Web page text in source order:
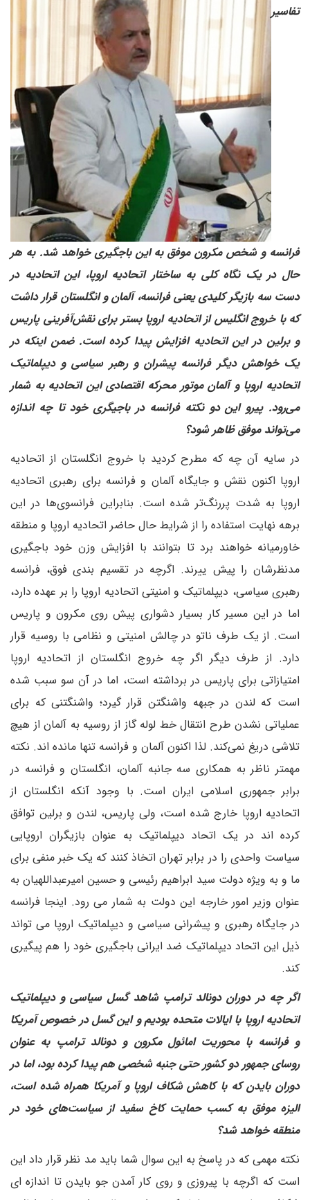
تفاسیر
فرانسه و شخص مکرون موفق به این باجگیری خواهد شد. به هر
حال در یک نگاه کلی به ساختار اتحادیه اروپا، این اتحادیه در
دست سه بازیگر کلیدی یعنی فرانسه، آلمان و انگلستان قرار داشت
که با خروج انگلیس از اتحادیه اروپا بستر برای نقش‌آفرینی پاریس
و برلین در این اتحادیه افزایش پیدا کرده است. ضمن اینکه در
یک خواهش دیگر فرانسه پیشران و رهبر سیاسی و دیپلماتیک
اتحادیه اروپا و آلمان موتور محرکه اقتصادی این اتحادیه به شمار
می‌رود. پیرو این دو نکته فرانسه در باجیگری خود تا چه اندازه
می‌تواند موفق ظاهر شود؟
در سایه آن چه که مطرح کردید با خروج انگلستان از اتحادیه
اروپا اکنون نقش و جایگاه آلمان و فرانسه برای رهبری اتحادیه
اروپا به شدت پررنگ‌تر شده است. بنابراین فرانسوی‌ها در این
برهه نهایت استفاده را از شرایط حال حاضر اتحادیه اروپا و منطقه
خاورمیانه خواهند برد تا بتوانند با افزایش وزن خود باجگیری
مدنظرشان را پیش ییرند. اگرچه در تقسیم بندی فوق، فرانسه
رهبری سیاسی، دیپلماتیک و امنیتی اتحادیه اروپا را بر عهده دارد،
اما در این مسیر کار بسیار دشواری پیش روی مکرون و پاریس
است. از یک طرف ناتو در چالش امنیتی و نظامی با روسیه قرار
دارد. از طرف دیگر اگر چه خروج انگلستان از اتحادیه اروپا
امتیازاتی برای پاریس در برداشته است، اما در آن سو سبب شده
است که لندن در جبهه واشنگتن قرار گیرد؛ واشنگتنی که برای
عملیاتی نشدن طرح انتقال خط لوله گاز از روسیه به آلمان از هیچ
تلاشی دریغ نمی‌کند. لذا اکنون آلمان و فرانسه تنها مانده اند. نکته
مهمتر ناظر به همکاری سه جانبه آلمان، انگلستان و فرانسه در
برابر جمهوری اسلامی ایران است. با وجود آنکه انگلستان از
اتحادیه اروپا خارج شده است، ولی پاریس، لندن و برلین توافق
کرده اند در یک اتحاد دیپلماتیک به عنوان بازیگران اروپایی
سیاست واحدی را در برابر تهران اتخاذ کنند که یک خبر منفی برای
ما و به ویژه دولت سید ابراهیم رئیسی و حسین امیرعبداللهیان به
عنوان وزیر امور خارجه این دولت به شمار می رود. اینجا فرانسه
در جایگاه رهبری و پیشرانی سیاسی و دیپلماتیک اروپا می تواند
ذیل این اتحاد دیپلماتیک ضد ایرانی باجگیری خود را هم پیگیری
کند.
اگر چه در دوران دونالد ترامپ شاهد گسل سیاسی و دیپلماتیک
اتحادیه اروپا با ایالات متحده بودیم و این گسل در خصوص آمریکا
و فرانسه با محوریت امائول مکرون و دونالد ترامپ به عنوان
روسای جمهور دو کشور حتی جنبه شخصی هم پیدا کرده بود، اما در
دوران بایدن که با کاهش شکاف اروپا و آمریکا همراه شده است،
الیزه موفق به کسب حمایت کاخ سفید از سیاست‌های خود در
منطقه خواهد شد؟
نکته مهمی که در پاسخ به این سوال شما باید مد نظر قرار داد این
است که اگرچه با پیروزی و روی کار آمدن جو بایدن تا اندازه ای